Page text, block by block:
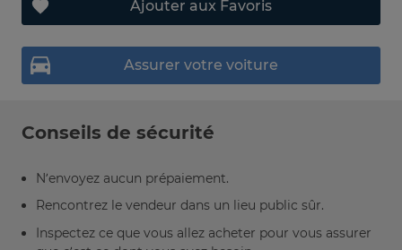
Ajouter aux Favoris
Assurer votre voiture
Conseils de sécurité
N’envoyez aucun prépaiement.
Rencontrez le vendeur dans un lieu public sûr.
Inspectez ce que vous allez acheter pour vous assurer